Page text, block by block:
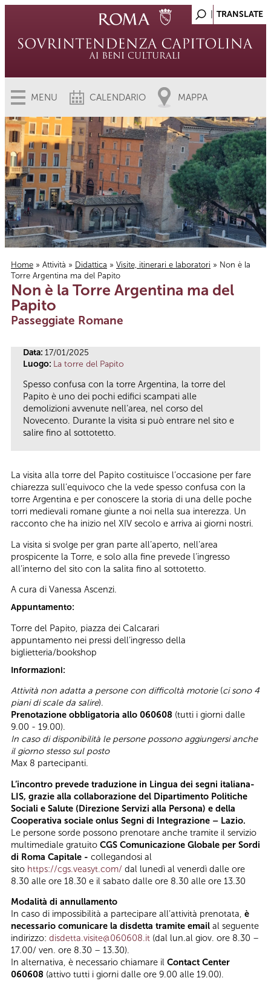
MENU CALENDARIO MAPPA
Tu sei qui
Home » Attività » Didattica » Visite, itinerari e laboratori » Non è la
Torre Argentina ma del Papito
Non è la Torre Argentina ma del
Papito
Passeggiate Romane
Data: 17/01/2025
Luogo: La torre del Papito
Spesso confusa con la torre Argentina, la torre del
Papito è uno dei pochi edifici scampati alle
demolizioni avvenute nell’area, nel corso del
Novecento. Durante la visita si può entrare nel sito e
salire fino al sottotetto.
La visita alla torre del Papito costituisce l’occasione per fare
chiarezza sull’equivoco che la vede spesso confusa con la
torre Argentina e per conoscere la storia di una delle poche
torri medievali romane giunte a noi nella sua interezza. Un
racconto che ha inizio nel XIV secolo e arriva ai giorni nostri.
La visita si svolge per gran parte all’aperto, nell’area
prospicente la Torre, e solo alla fine prevede l’ingresso
all’interno del sito con la salita fino al sottotetto.
A cura di Vanessa Ascenzi.
Appuntamento:
Torre del Papito, piazza dei Calcarari
appuntamento nei pressi dell’ingresso della
biglietteria/bookshop
Informazioni:
Attività non adatta a persone con difficoltà motorie(ci sono 4
piani di scale da salire).
Prenotazione obbligatoria allo 060608 (tutti i giorni dalle
9.00 - 19.00).
In caso di disponibilità le persone possono aggiungersi anche
il giorno stesso sul posto
Max 8 partecipanti.
L’incontro prevede traduzione in Lingua dei segni italiana-
LIS, grazie alla collaborazione del Dipartimento Politiche
Sociali e Salute (Direzione Servizi alla Persona) e della
Cooperativa sociale onlus Segni di Integrazione – Lazio.
Le persone sorde possono prenotare anche tramite il servizio
multimediale gratuito CGS Comunicazione Globale per Sordi
di Roma Capitale - collegandosi al
sito https://cgs.veasyt.com/ dal lunedì al venerdì dalle ore
8.30 alle ore 18.30 e il sabato dalle ore 8.30 alle ore 13.30
Modalità di annullamento
In caso di impossibilità a partecipare all’attività prenotata, è
necessario comunicare la disdetta tramite email al seguente
indirizzo: disdetta.visite@060608.it (dal lun.al giov. ore 8.30 –
17.00/ ven. ore 8.30 – 13.30).
In alternativa, è necessario chiamare il Contact Center
060608 (attivo tutti i giorni dalle ore 9.00 alle 19.00).